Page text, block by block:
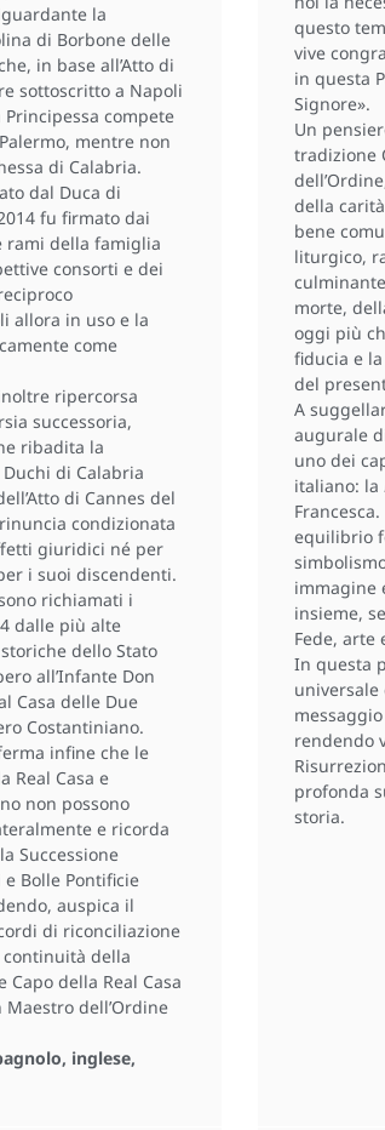
la
di Borbone delle
in base all’Atto di
sottoscritto a Napoli
compete
mentre non
di Calabria.
dal Duca di
fu firmato dai
rami della famiglia
consorti e dei
allora in uso e la
come
ripercorsa
successoria,
ribadita la
di Calabria
di Cannes del
condizionata
giuridici né per
i suoi discendenti.
richiamati i
dalle più alte
dello Stato
all’Infante Don
Casa delle Due
Costantiniano.
infine che le
Real Casa e
non possono
e ricorda
Successione
Bolle Pontificie
auspica il
di riconciliazione
della
della Real Casa
dell’Ordine
inglese,
questo
vive
in questa
Signore».
Un
tradizione
della
bene
liturgico,
morte,
oggi più
fiducia e
del
A
augurale
uno dei
italiano: la
equilibrio
immagine
insieme,
Fede, arte
In questa
universale
rendendo
profonda
storia.